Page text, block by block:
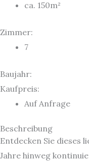
ca. 150m²
Zimmer:
7
Baujahr:
Kaufpreis:
Auf Anfrage
Beschreibung
Entdecken Sie dieses
Jahre hinweg